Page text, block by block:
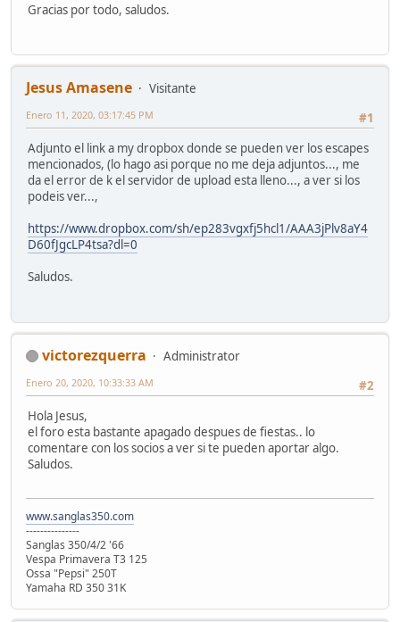
Gracias por todo, saludos.
Jesus Amasene
Visitante
#1
Enero 11, 2020, 03:17:45 PM
Adjunto el link a my dropbox donde se pueden ver los escapes
mencionados, (lo hago asi porque no me deja adjuntos..., me
da el error de k el servidor de upload esta lleno..., a ver si los
podeis ver...,
https://www.dropbox.com/sh/ep283vgxfj5hcl1/AAA3jPlv8aY4
D60fJgcLP4tsa?dl=0
Saludos.
victorezquerra
Administrator
#2
Enero 20, 2020, 10:33:33 AM
Hola Jesus,
el foro esta bastante apagado despues de fiestas.. lo
comentare con los socios a ver si te pueden aportar algo.
Saludos.
www.sanglas350.com
---------------
Sanglas 350/4/2 '66
Vespa Primavera T3 125
Ossa "Pepsi" 250T
Yamaha RD 350 31K